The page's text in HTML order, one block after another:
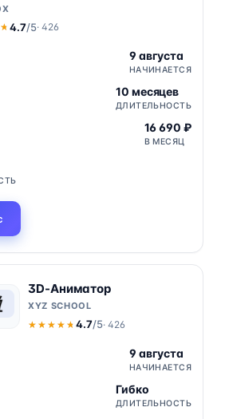
4.7/5· 426
9 августа
НАЧИНАЕТСЯ
10 месяцев
ДЛИТЕЛЬНОСТЬ
16 690 ₽
В МЕСЯЦ
3D-Аниматор
XYZ SCHOOL
★★★★★
★★★★★ 4.7/5· 426
9 августа
НАЧИНАЕТСЯ
Гибко
ДЛИТЕЛЬНОСТЬ